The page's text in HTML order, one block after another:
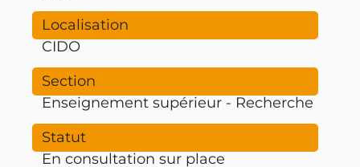
CIDO
Enseignement supérieur - Recherche
En consultation sur place